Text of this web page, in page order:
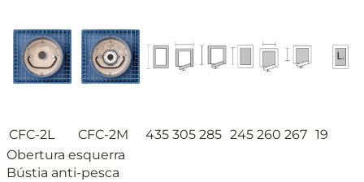
CFC-2L CFC-2M 435 305 285 245 260 267 19
Obertura esquerra
Bústia anti-pesca